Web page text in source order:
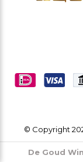
© Copyright
De Goud